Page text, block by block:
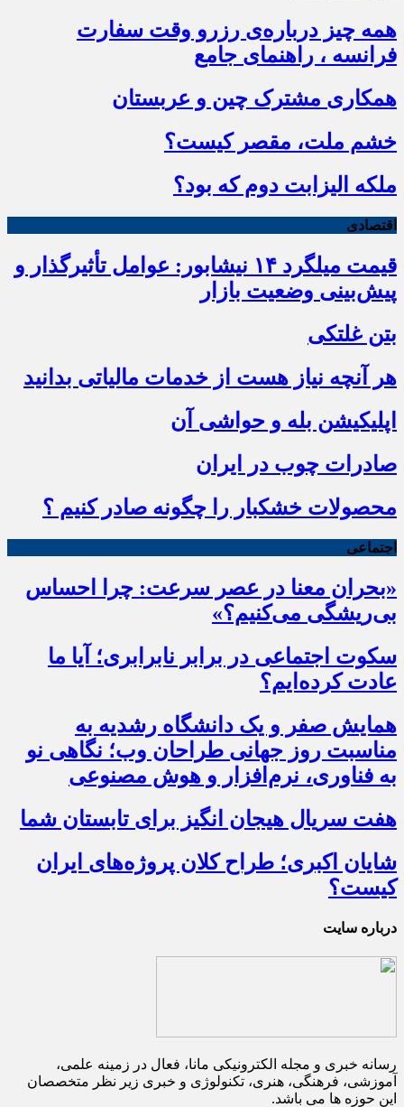
همه چیز درباره‌ی رزرو وقت سفارت
فرانسه ، راهنمای جامع
همکاری مشترک چین و عربستان
خشم ملت، مقصر کیست؟
ملکه الیزابت دوم که بود؟
اقتصادی
قیمت میلگرد ۱۴ نیشابور: عوامل تأثیرگذار و
پیش‌بینی وضعیت بازار
بتن غلتکی
هر آنچه نیاز هست از خدمات مالیاتی بدانید
اپلیکیشن بله و حواشی آن
صادرات چوب در ایران
محصولات خشکبار را چگونه صادر کنیم ؟
اجتماعی
«بحران معنا در عصر سرعت: چرا احساس
بی‌ریشگی می‌کنیم؟»
سکوت اجتماعی در برابر نابرابری؛ آیا ما
عادت کرده‌ایم؟
همایش صفر و یک دانشگاه رشدیه به
مناسبت روز جهانی طراحان وب؛ نگاهی نو
به فناوری، نرم‌افزار و هوش مصنوعی
هفت سریال هیجان انگیز برای تابستان شما
شایان اکبری؛ طراح کلان پروژه‌های ایران
کیست؟
درباره سایت
رسانه خبری و مجله الکترونیکی مانا، فعال در زمینه علمی،
آموزشی، فرهنگی، هنری، تکنولوژی و خبری زیر نظر متخصصان
این حوزه ها می باشد.